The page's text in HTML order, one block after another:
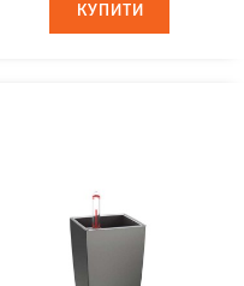
КУПИТИ
КУПИТИ